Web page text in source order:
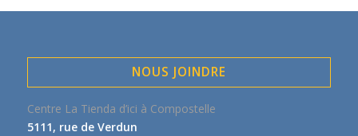
NOUS JOINDRE
Centre La Tienda d’ici à Compostelle
5111, rue de Verdun